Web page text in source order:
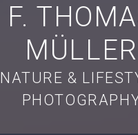
F.
MÜLLER
NATURE &